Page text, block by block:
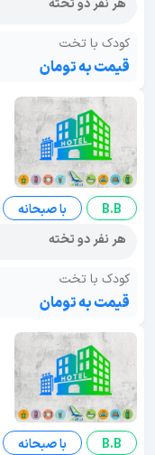
کودک با تخت
قیمت به تومان
B.B
با صبحانه
هر نفر دو تخته
کودک با تخت
قیمت به تومان
B.B
با صبحانه